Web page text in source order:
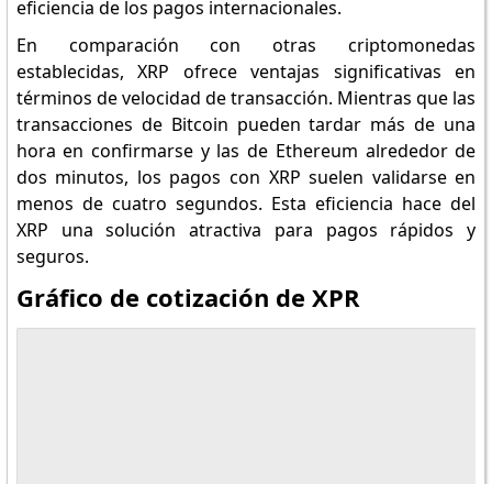
eficiencia de los pagos internacionales.
En comparación con otras criptomonedas
establecidas, XRP ofrece ventajas significativas en
términos de velocidad de transacción. Mientras que las
transacciones de Bitcoin pueden tardar más de una
hora en confirmarse y las de Ethereum alrededor de
dos minutos, los pagos con XRP suelen validarse en
menos de cuatro segundos. Esta eficiencia hace del
XRP una solución atractiva para pagos rápidos y
seguros.
Gráfico de cotización de XPR